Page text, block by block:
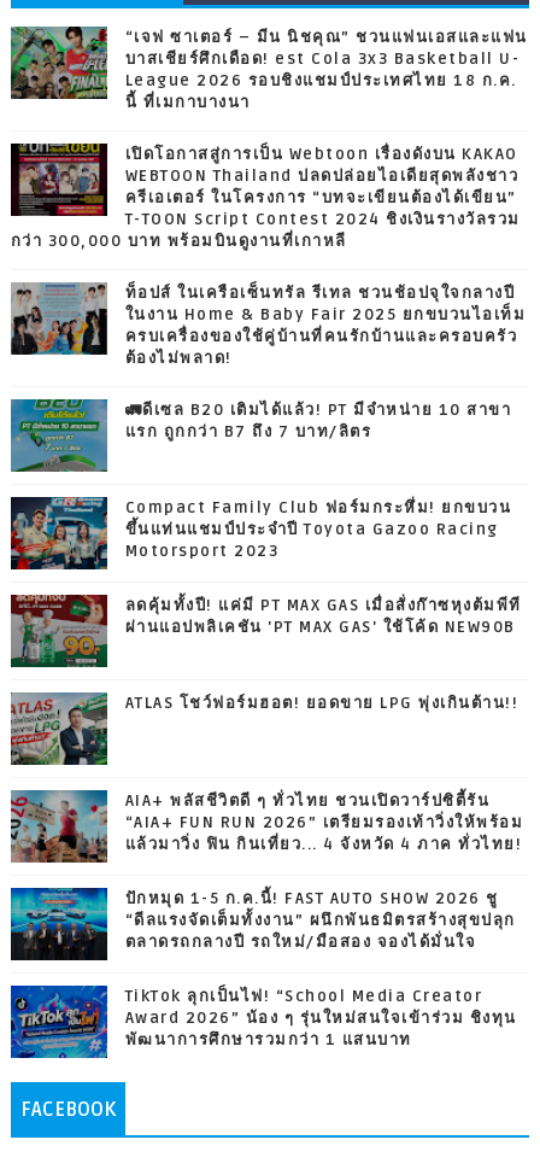
“เจฟ ซาเตอร์ – มีน นิชคุณ” ชวนแฟนเอสและแฟน
บาสเชียร์ศึกเดือด! est Cola 3x3 Basketball U-
League 2026 รอบชิงแชมป์ประเทศไทย 18 ก.ค.
นี้ ที่เมกาบางนา
เปิดโอกาสสู่การเป็น Webtoon เรื่องดังบน KAKAO
WEBTOON Thailand ปลดปล่อยไอเดียสุดพลังชาว
ครีเอเตอร์ ในโครงการ “บทจะเขียนต้องได้เขียน”
T-TOON Script Contest 2024 ชิงเงินรางวัลรวม
กว่า 300,000 บาท พร้อมบินดูงานที่เกาหลี
ท็อปส์ ในเครือเซ็นทรัล รีเทล ชวนช้อปจุใจกลางปี
ในงาน Home & Baby Fair 2025 ยกขบวนไอเท็ม
ครบเครื่องของใช้คู่บ้านที่คนรักบ้านและครอบครัว
ต้องไม่พลาด!
🚛ดีเซล B20 เติมได้แล้ว! PT มีจำหน่าย 10 สาขา
แรก ถูกกว่า B7 ถึง 7 บาท/ลิตร
Compact Family Club ฟอร์มกระหึ่ม! ยกขบวน
ขึ้นแท่นแชมป์ประจำปี Toyota Gazoo Racing
Motorsport 2023
ลดคุ้มทั้งปี! แค่มี PT MAX GAS เมื่อสั่งก๊าซหุงต้มพีที
ผ่านแอปพลิเคชัน 'PT MAX GAS' ใช้โค้ด NEW90B
ATLAS โชว์ฟอร์มฮอต! ยอดขาย LPG พุ่งเกินต้าน!!
AIA+ พลัสชีวิตดี ๆ ทั่วไทย ชวนเปิดวาร์ปซิตี้รัน
“AIA+ FUN RUN 2026” เตรียมรองเท้าวิ่งให้พร้อม
แล้วมาวิ่ง ฟิน กินเที่ยว... 4 จังหวัด 4 ภาค ทั่วไทย!
ปักหมุด 1-5 ก.ค.นี้! FAST AUTO SHOW 2026 ชู
“ดีลแรงจัดเต็มทั้งงาน” ผนึกพันธมิตรสร้างสุขปลุก
ตลาดรถกลางปี รถใหม่/มือสอง จองได้มั่นใจ
TikTok ลุกเป็นไฟ! “School Media Creator
Award 2026” น้อง ๆ รุ่นใหม่สนใจเข้าร่วม ชิงทุน
พัฒนาการศึกษารวมกว่า 1 แสนบาท
FACEBOOK